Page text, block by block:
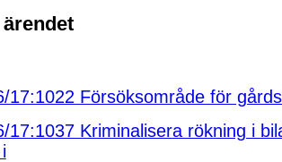
17:1022 Försöksområde för
17:1037 Kriminalisera rökning i